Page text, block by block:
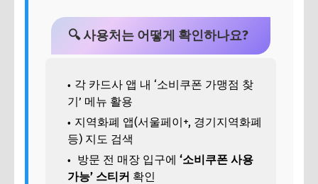
🔍 사용처는 어떻게 확인하나요?
각 카드사 앱 내 ‘소비쿠폰 가맹점 찾
기’ 메뉴 활용
지역화폐 앱(서울페이+, 경기지역화폐
등) 지도 검색
방문 전 매장 입구에 ‘소비쿠폰 사용
가능’ 스티커 확인